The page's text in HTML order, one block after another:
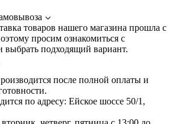
товаров нашего магазина прошла с
просим ознакомиться с
выбрать подходящий вариант.
после полной оплаты и
по адресу: Ейское шоссе 50/1,